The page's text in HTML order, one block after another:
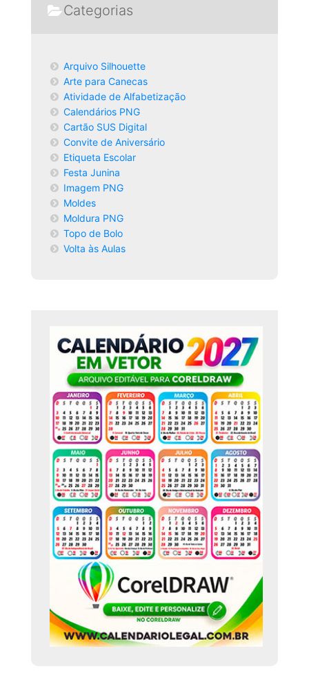
Categorias
Arquivo Silhouette
Arte para Canecas
Atividade de Alfabetização
Calendários PNG
Cartão SUS Digital
Convite de Aniversário
Etiqueta Escolar
Festa Junina
Imagem PNG
Moldes
Moldura PNG
Topo de Bolo
Volta às Aulas